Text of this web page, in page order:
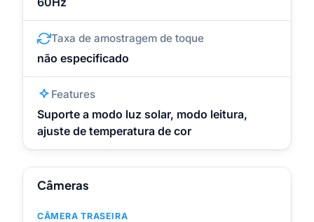
Taxa de amostragem de toque
não especificado
Features
Suporte a modo luz solar, modo leitura,
ajuste de temperatura de cor
Câmeras
CÂMERA TRASEIRA